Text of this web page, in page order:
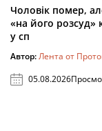
Чоловік помер,
«на його
у сп
Автор:Лента от
05.08.2026